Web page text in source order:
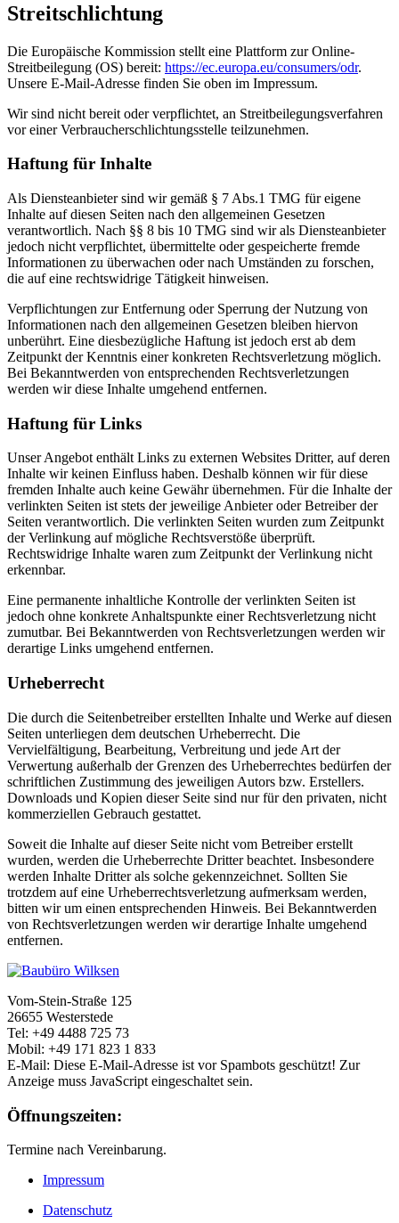
Streitschlichtung
Die Europäische Kommission stellt eine Plattform zur Online-
Streitbeilegung (OS) bereit: https://ec.europa.eu/consumers/odr.
Unsere E-Mail-Adresse finden Sie oben im Impressum.
Wir sind nicht bereit oder verpflichtet, an Streitbeilegungsverfahren
vor einer Verbraucherschlichtungsstelle teilzunehmen.
Haftung für Inhalte
Als Diensteanbieter sind wir gemäß § 7 Abs.1 TMG für eigene
Inhalte auf diesen Seiten nach den allgemeinen Gesetzen
verantwortlich. Nach §§ 8 bis 10 TMG sind wir als Diensteanbieter
jedoch nicht verpflichtet, übermittelte oder gespeicherte fremde
Informationen zu überwachen oder nach Umständen zu forschen,
die auf eine rechtswidrige Tätigkeit hinweisen.
Verpflichtungen zur Entfernung oder Sperrung der Nutzung von
Informationen nach den allgemeinen Gesetzen bleiben hiervon
unberührt. Eine diesbezügliche Haftung ist jedoch erst ab dem
Zeitpunkt der Kenntnis einer konkreten Rechtsverletzung möglich.
Bei Bekanntwerden von entsprechenden Rechtsverletzungen
werden wir diese Inhalte umgehend entfernen.
Haftung für Links
Unser Angebot enthält Links zu externen Websites Dritter, auf deren
Inhalte wir keinen Einfluss haben. Deshalb können wir für diese
fremden Inhalte auch keine Gewähr übernehmen. Für die Inhalte der
verlinkten Seiten ist stets der jeweilige Anbieter oder Betreiber der
Seiten verantwortlich. Die verlinkten Seiten wurden zum Zeitpunkt
der Verlinkung auf mögliche Rechtsverstöße überprüft.
Rechtswidrige Inhalte waren zum Zeitpunkt der Verlinkung nicht
erkennbar.
Eine permanente inhaltliche Kontrolle der verlinkten Seiten ist
jedoch ohne konkrete Anhaltspunkte einer Rechtsverletzung nicht
zumutbar. Bei Bekanntwerden von Rechtsverletzungen werden wir
derartige Links umgehend entfernen.
Urheberrecht
Die durch die Seitenbetreiber erstellten Inhalte und Werke auf diesen
Seiten unterliegen dem deutschen Urheberrecht. Die
Vervielfältigung, Bearbeitung, Verbreitung und jede Art der
Verwertung außerhalb der Grenzen des Urheberrechtes bedürfen der
schriftlichen Zustimmung des jeweiligen Autors bzw. Erstellers.
Downloads und Kopien dieser Seite sind nur für den privaten, nicht
kommerziellen Gebrauch gestattet.
Soweit die Inhalte auf dieser Seite nicht vom Betreiber erstellt
wurden, werden die Urheberrechte Dritter beachtet. Insbesondere
werden Inhalte Dritter als solche gekennzeichnet. Sollten Sie
trotzdem auf eine Urheberrechtsverletzung aufmerksam werden,
bitten wir um einen entsprechenden Hinweis. Bei Bekanntwerden
von Rechtsverletzungen werden wir derartige Inhalte umgehend
entfernen.
Vom-Stein-Straße 125
26655 Westerstede
Tel: +49 4488 725 73
Mobil: +49 171 823 1 833
E-Mail: Diese E-Mail-Adresse ist vor Spambots geschützt! Zur
Anzeige muss JavaScript eingeschaltet sein.
Öffnungszeiten:
Termine nach Vereinbarung.
Impressum
Datenschutz